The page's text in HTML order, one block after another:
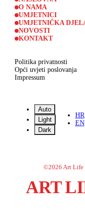
O NAMA
UMJETNICI
UMJETNIČKA
NOVOSTI
KONTAKT
Politika privatnosti
Opći uvjeti poslovanja
Impressum
Auto
Light
Dark
HR
EN
©2026 Art Life
ART